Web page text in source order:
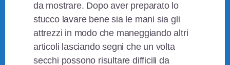
da mostrare. Dopo aver preparato lo
stucco lavare bene sia le mani sia gli
attrezzi in modo che maneggiando altri
articoli lasciando segni che un volta
secchi possono risultare difficili da